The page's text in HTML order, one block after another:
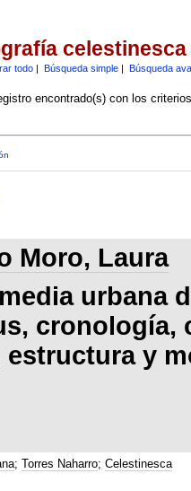
celestinesca
todo| Búsqueda simple| Búsqueda
encontrado(s) con los
Moro, Laura
urbana
cronología,
estructura y
; Torres Naharro; Celestinesca